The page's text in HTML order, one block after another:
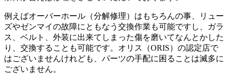
例えばオーバーホール（分解修理）はもちろんの事、リュー
ズやゼンマイの故障にともなう交換作業も可能ですし、ガラ
ス、ベルト、外装に出来てしまった傷を磨いてなんとかした
り、交換することも可能です。オリス（ORIS）の認定店で
はございませんけれども、パーツの手配に困ることは滅多に
ございません。